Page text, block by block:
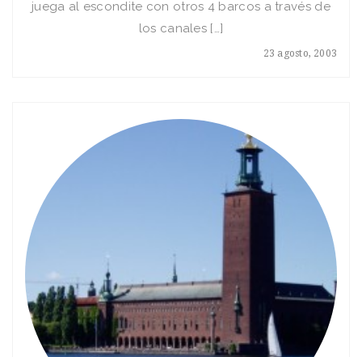
23 agosto, 2003
juega al escondite con otros 4 barcos a través de
los canales […]